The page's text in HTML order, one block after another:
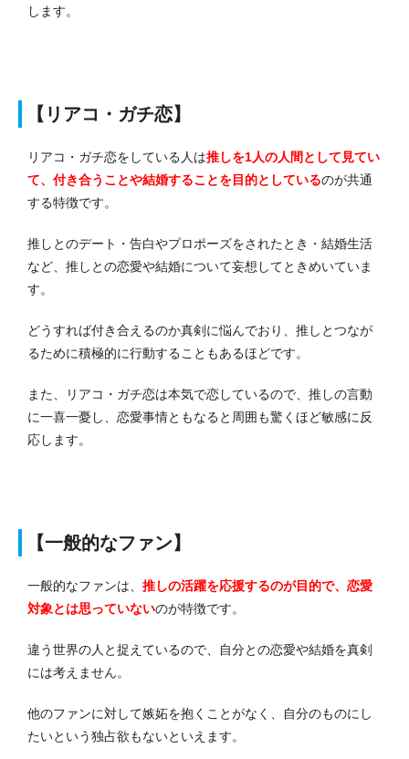
します。
【リアコ・ガチ恋】
リアコ・ガチ恋をしている人は推しを1人の人間として見てい
て、付き合うことや結婚することを目的としているのが共通
する特徴です。
推しとのデート・告白やプロポーズをされたとき・結婚生活
など、推しとの恋愛や結婚について妄想してときめいていま
す。
どうすれば付き合えるのか真剣に悩んでおり、推しとつなが
るために積極的に行動することもあるほどです。
また、リアコ・ガチ恋は本気で恋しているので、推しの言動
に一喜一憂し、恋愛事情ともなると周囲も驚くほど敏感に反
応します。
【一般的なファン】
一般的なファンは、 推しの活躍を応援するのが目的で、恋愛
対象とは思っていないのが特徴です。
違う世界の人と捉えているので、自分との恋愛や結婚を真剣
には考えません。
他のファンに対して嫉妬を抱くことがなく、自分のものにし
たいという独占欲もないといえます。